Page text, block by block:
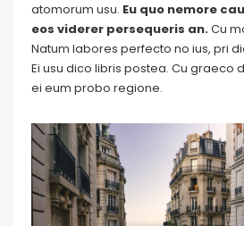
atomorum usu. Eu quo nemore
eos viderer persequeris an.Cu
Natum labores perfecto no ius, pri
Ei usu dico libris postea. Cu graeco
ei eum probo regione.